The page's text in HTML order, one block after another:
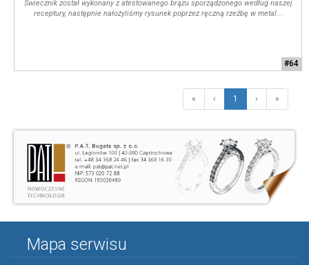
Świecznik został wykonany z atestowanego brązu sporządzonego według naszej
receptury, następnie nałożyliśmy rysunek poprzez ręczną rzeźbę w metal...
#64
« ‹ 1 › »
Mapa serwisu